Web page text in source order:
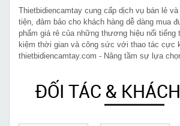
Thietbidiencamtay cung cấp dịch vụ bán lẻ
tiện, đảm bảo cho khách hàng dễ dàng mua
phẩm giá rẻ của những thương hiệu nổi
kiệm thời gian và công sức với thao tác cực
thietbidiencamtay.com - Nâng tầm sự lựa
ĐỐI TÁC &